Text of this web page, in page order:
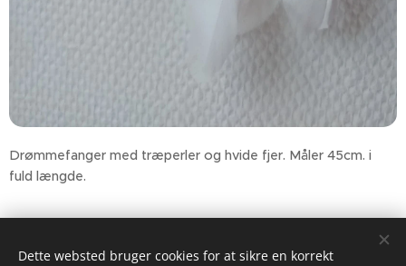
Drømmefanger med træperler og hvide fjer. Måler 45cm. i
fuld længde.
Dette websted bruger cookies for at sikre en korrekt